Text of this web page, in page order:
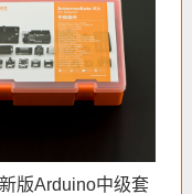
版Arduino中级套